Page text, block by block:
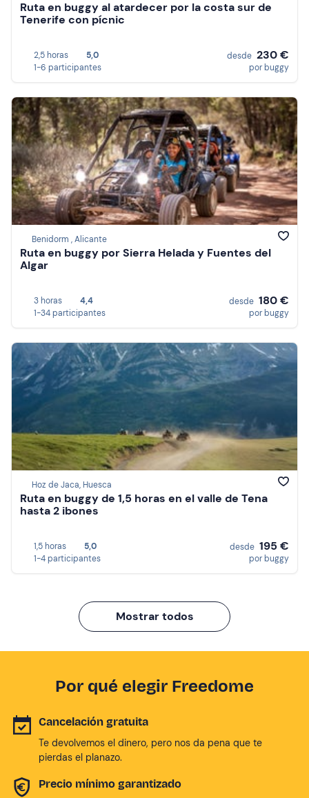
Ruta en buggy al atardecer por la costa sur de
Tenerife con pícnic
2,5 horas
5,0
1-6 participantes
desde 230 €
por buggy
Benidorm , Alicante
Ruta en buggy por Sierra Helada y Fuentes del
Algar
3 horas
4,4
1-34 participantes
desde 180 €
por buggy
Hoz de Jaca, Huesca
Ruta en buggy de 1,5 horas en el valle de Tena
hasta 2 ibones
1,5 horas
5,0
1-4 participantes
desde 195 €
por buggy
Mostrar todos
Por qué elegir Freedome
Cancelación gratuita
Te devolvemos el dinero, pero nos da pena que te
pierdas el planazo.
Precio mínimo garantizado